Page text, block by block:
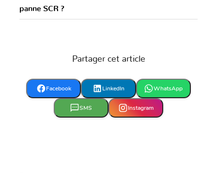
panne SCR ?
Partager cet article
Facebook LinkedIn WhatsApp
SMS Instagram